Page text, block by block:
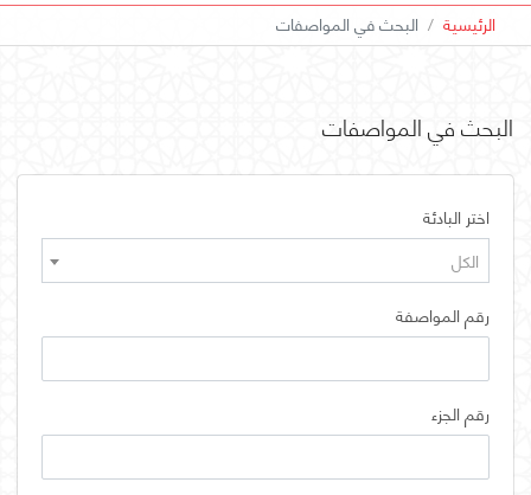
الرئيسية البحث في المواصفات
البحث في المواصفات
اختر البادئة
الكل
رقم المواصفة
رقم الجزء